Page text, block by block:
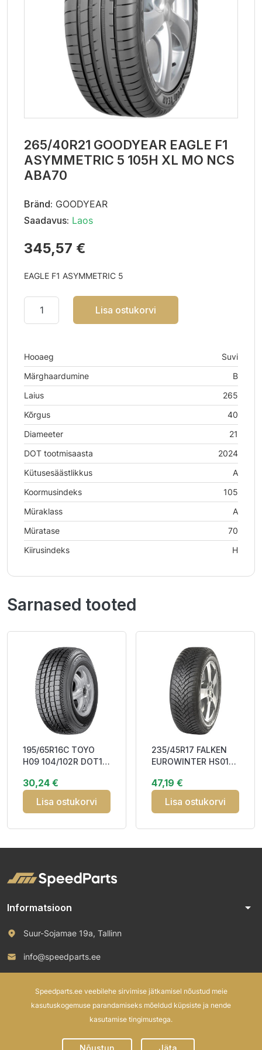
265/40R21 GOODYEAR EAGLE F1
ASYMMETRIC 5 105H XL MO NCS
ABA70
Bränd: GOODYEAR
Saadavus: Laos
345,57 €
EAGLE F1 ASYMMETRIC 5
Lisa ostukorvi
Hooaeg
Suvi
Märghaardumine
B
Laius
265
Kõrgus
40
Diameeter
21
DOT tootmisaasta
2024
Kütusesäästlikkus
A
Koormusindeks
105
Müraklass
A
Müratase
70
Kiirusindeks
H
Sarnased tooted
195/65R16C TOYO
H09 104/102R DOT17
3PMSF M+S
30,24 €
Lisa ostukorvi
235/45R17 FALKEN
EUROWINTER HS01
DOT20 Studless DB
47,19 €
Lisa ostukorvi
Informatsioon arrow_drop_down
Suur-Sojamae 19a, Tallinn
info@speedparts.ee
Speedparts.ee veebilehe sirvimise jätkamisel nõustud meie
kasutuskogemuse parandamiseks mõeldud küpsiste ja nende
kasutamise tingimustega.
Nõustun Jäta